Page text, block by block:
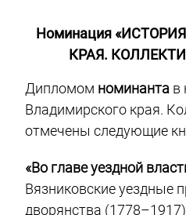
Номинация
КРАЯ.
Дипломом номинанта в
Владимирского края.
отмечены следующие
«Во главе уездной
Вязниковские уездные
дворянства (1778–1917)